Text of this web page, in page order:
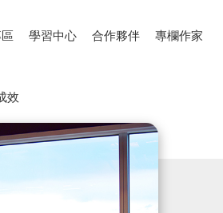
學習中心 合作夥伴 專欄作家
效